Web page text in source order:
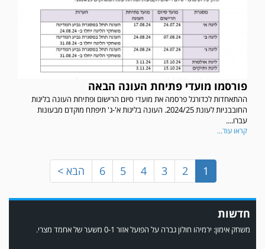
פורסמו מועדי פתיחת העונה הבאה
ההתאחדות לכדורגל פרסמה את מועדי סיום הרישום ופתיחת העונה בליגות
החובבניות לעונת 2024/25. העונה בליגות א'-ג' תיפתח מוקדם מבעונות
עברו....
קראו עוד...
1
2
3
4
5
6 הבא >
חדשות
במשחק אימון שהתקיים הבוקר יום ה' ניצחה קרית מלאכי את עירוני אשדוד 5-0.
משחק אימון: ירמיהו חולון גברה על הפועל אזור 0-1 משער של אחמד מצרי.